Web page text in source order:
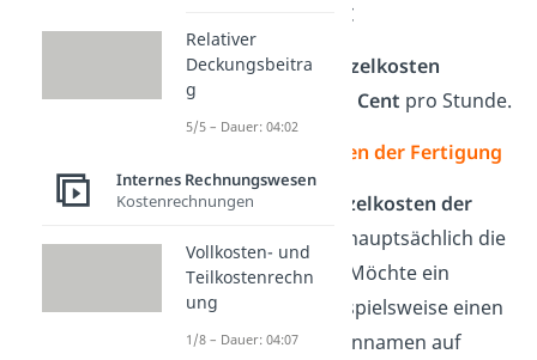
€
DieFertigungseinzelkosten
betragen damit
75 Cent pro Stunde.
Sondereinzelkosten der Fertigung
Zu denSondereinzelkosten der
zählen hauptsächlich die
Lizenzgebühren
. Möchte ein
Unternehmen beispielsweise einen
berühmten Markennamen auf
Relativer
Deckungsbeitra
g
5/5 – Dauer: 04:02
Internes Rechnungswesen
Kostenrechnungen
Vollkosten- und
Teilkostenrechn
ung
1/8 – Dauer: 04:07